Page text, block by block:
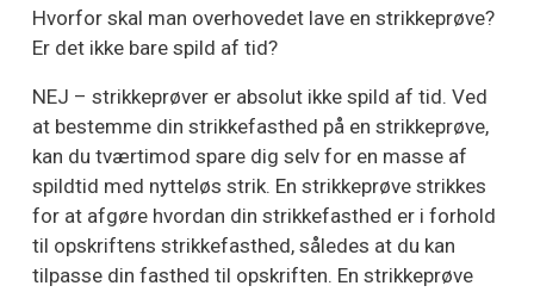
Hvorfor skal man overhovedet lave en strikkeprøve?
Er det ikke bare spild af tid?
NEJ – strikkeprøver er absolut ikke spild af tid. Ved
at bestemme din strikkefasthed på en strikkeprøve,
kan du tværtimod spare dig selv for en masse af
spildtid med nytteløs strik. En strikkeprøve strikkes
for at afgøre hvordan din strikkefasthed er i forhold
til opskriftens strikkefasthed, således at du kan
tilpasse din fasthed til opskriften. En strikkeprøve